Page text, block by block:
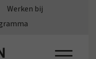
Werken bij